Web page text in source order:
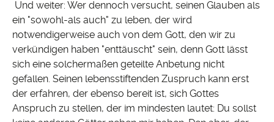
Und weiter: Wer dennoch versucht, seinen Glauben als
ein "sowohl-als auch" zu leben, der wird
notwendigerweise auch von dem Gott, den wir zu
verkündigen haben "enttäuscht" sein, denn Gott lässt
sich eine solchermaßen geteilte Anbetung nicht
gefallen. Seinen lebensstiftenden Zuspruch kann erst
der erfahren, der ebenso bereit ist, sich Gottes
Anspruch zu stellen, der im mindesten lautet: Du sollst